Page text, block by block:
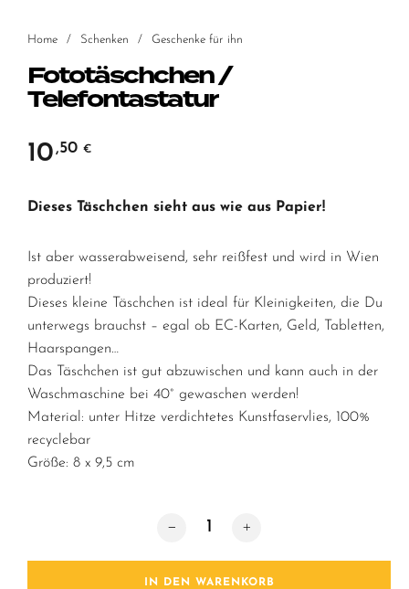
Home / Schenken / Geschenke für ihn
Fototäschchen /
Telefontastatur
10 ,50 €
Dieses Täschchen sieht aus wie aus Papier!
Ist aber wasserabweisend, sehr reißfest und wird in Wien
produziert!
Dieses kleine Täschchen ist ideal für Kleinigkeiten, die Du
unterwegs brauchst – egal ob EC-Karten, Geld, Tabletten,
Haarspangen…
Das Täschchen ist gut abzuwischen und kann auch in der
Waschmaschine bei 40° gewaschen werden!
Material: unter Hitze verdichtetes Kunstfaservlies, 100%
recyclebar
Größe: 8 x 9,5 cm
Fototäschchen / Telefontastatur
IN DEN WARENKORB